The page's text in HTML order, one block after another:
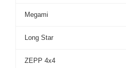
Megami
Long Star
ZEPP 4х4